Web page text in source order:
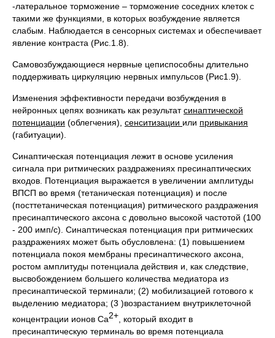
-латеральное торможение – торможение соседних клеток с
такими же функциями, в которых возбуждение является
слабым. Наблюдается в сенсорных системах и обеспечивает
явление контраста (Рис.1.8).
Самовозбуждающиеся нервные цеписпособны длительно
поддерживать циркуляцию нервных импульсов (Рис1.9).
Изменения эффективности передачи возбуждения в
нейронных цепях возникать как результатсинаптической
потенциации (облегчения), сенситизации или привыкания
(габитуации).
Синаптическая потенциация лежит в основе усиления
сигнала при ритмических раздражениях пресинаптических
входов. Потенциация выражается в увеличении амплитуды
ВПСП во время (тетаническая потенциация) и после
(посттетаническая потенциация) ритмического раздражения
пресинаптического аксона с довольно высокой частотой (100
- 200 имп/с). Синаптическая потенциация при ритмических
раздражениях может быть обусловлена: (1) повышением
потенциала покоя мембраны пресинаптического аксона,
ростом амплитуды потенциала действия и, как следствие,
высвобождением большего количества медиатора из
пресинаптической терминали; (2) мобилизацией готового к
выделению медиатора; (3 )возрастанием внутриклеточной
концентрации ионов Са2+ , который входит в
пресинаптическую терминаль во время потенциала